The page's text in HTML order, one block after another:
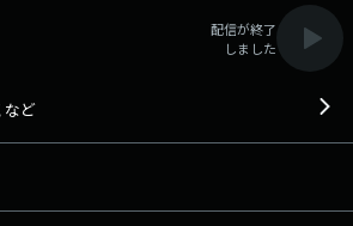
配信が終了
しました
など